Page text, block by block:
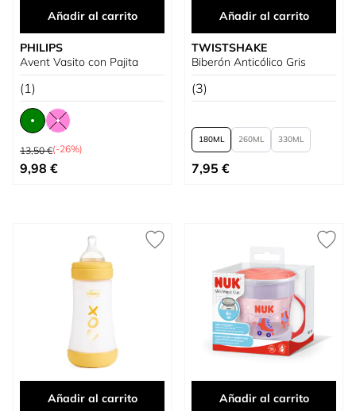
Añadir al carrito
PHILIPS
Avent Vasito con Pajita
(1)
Precio habitual
13,50 €(-26%)
Tan bajo como
9,98 €
Añadir al carrito
TWISTSHAKE
Biberón Anticólico Gris
(3)
180 260 330
Tan bajo como
7,95 €
Añadir al carrito Añadir al carrito